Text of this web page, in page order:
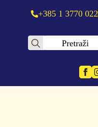
+385 1 3770 022
Search